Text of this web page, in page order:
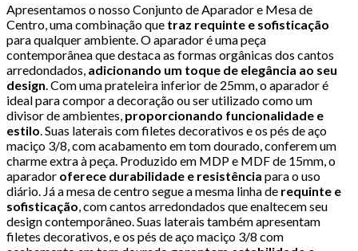
Apresentamos o nosso Conjunto de Aparador e Mesa de
Centro, uma combinação que traz requinte e sofisticação
para qualquer ambiente. O aparador é uma peça
contemporânea que destaca as formas orgânicas dos cantos
arredondados, adicionando um toque de elegância ao seu
design. Com uma prateleira inferior de 25mm, o aparador é
ideal para compor a decoração ou ser utilizado como um
divisor de ambientes, proporcionando funcionalidade e
estilo. Suas laterais com filetes decorativos e os pés de aço
maciço 3/8, com acabamento em tom dourado, conferem um
charme extra à peça. Produzido em MDP e MDF de 15mm, o
aparador oferece durabilidade e resistência para o uso
diário. Já a mesa de centro segue a mesma linha de requinte e
sofisticação, com cantos arredondados que enaltecem seu
design contemporâneo. Suas laterais também apresentam
filetes decorativos, e os pés de aço maciço 3/8 com